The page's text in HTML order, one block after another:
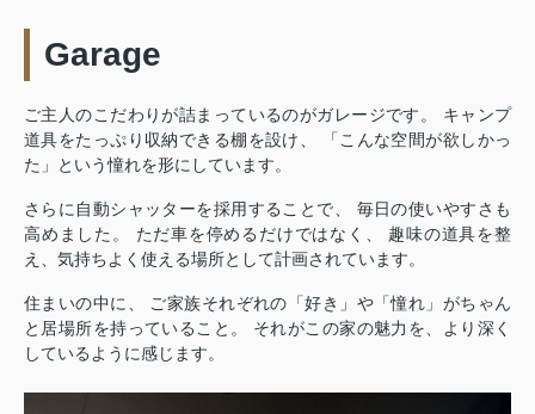
Garage
ご主人のこだわりが詰まっているのがガレージです。 キャンプ
道具をたっぷり収納できる棚を設け、 「こんな空間が欲しかっ
た」という憧れを形にしています。
さらに自動シャッターを採用することで、 毎日の使いやすさも
高めました。 ただ車を停めるだけではなく、 趣味の道具を整
え、気持ちよく使える場所として計画されています。
住まいの中に、 ご家族それぞれの「好き」や「憧れ」がちゃん
と居場所を持っていること。 それがこの家の魅力を、より深く
しているように感じます。